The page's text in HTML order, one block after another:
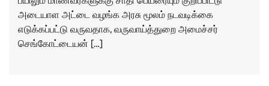
அடையாள அட்டை வழங்க அரசு மூலம் நடவடிக்கை
எடுக்கப்பட்டு வருவதாக, வருவாய்த்துறை அமைச்சர்
செங்கோட்டையன் […]